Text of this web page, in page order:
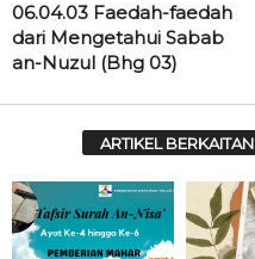
06.04.03 Faedah-faedah
dari Mengetahui Sabab
an-Nuzul (Bhg 03)
ARTIKEL BERKAITAN